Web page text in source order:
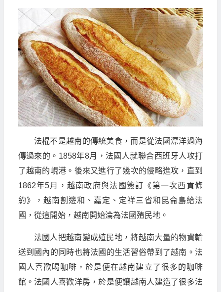
法棍不是越南的傳統美食，而是從法國漂洋過海
傳過來的。1858年8月，法國人就聯合西班牙人攻打
了越南的峴港。後來又進行了幾次的侵略進攻，直到
1862年5月，越南政府與法國簽訂《第一次西貢條
約》，越南割邊和、嘉定、定祥三省和昆侖島給法
國，從這開始，越南開始淪為法國殖民地。
法國人把越南變成殖民地，將越南大量的物資輸
送到國內的同時也將法國的生活習俗帶到了越南。法
國人喜歡喝咖啡，於是便在越南建立了很多的咖啡
館。法國人喜歡洋房，於是便讓越南人建造了很多法